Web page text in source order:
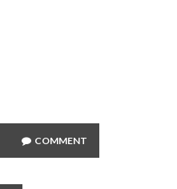
COMMENT